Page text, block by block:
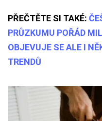
PŘEČTĚTE SI TAKÉ:
PRŮZKUMU POŘÁD
OBJEVUJE SE ALE I
TRENDŮ